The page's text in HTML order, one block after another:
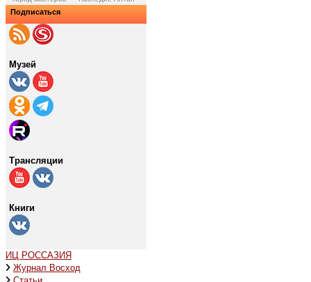
Подписаться
Музей
Трансляции
Книги
ИЦ РОССАЗИЯ
Журнал Восход